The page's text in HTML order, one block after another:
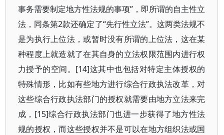
事务需要制定地方性法规的事项”，即所谓的自主性立
法，同条第2款还确定了“先行性立法”。这两类法规不
是为执行上位法，或暂时没有所谓的上位法，这在某
种程度上就造就了在其自身的立法权限范围内进行权
力授予的空间。[14]这其中也包括对特定主体授权的
特殊情形，比如有些地方进行综合行政执法改革，对
这些综合行政执法部门的授权就需要由地方立法来完
成，[15]综合行政执法部门也进一步获得了地方性法
规的授权，而这些授权并不是可以在地方组织法或国